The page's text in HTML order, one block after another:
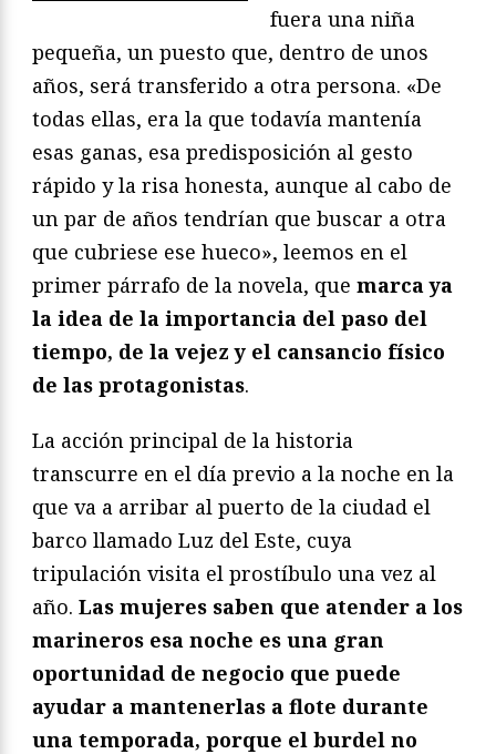
fuera una niña
pequeña, un puesto que, dentro de unos
años, será transferido a otra persona. «De
todas ellas, era la que todavía mantenía
esas ganas, esa predisposición al gesto
rápido y la risa honesta, aunque al cabo de
un par de años tendrían que buscar a otra
que cubriese ese hueco», leemos en el
primer párrafo de la novela, que marca ya
la idea de la importancia del paso del
tiempo, de la vejez y el cansancio físico
de las protagonistas.
La acción principal de la historia
transcurre en el día previo a la noche en la
que va a arribar al puerto de la ciudad el
barco llamado Luz del Este, cuya
tripulación visita el prostíbulo una vez al
año. Las mujeres saben que atender a los
marineros esa noche es una gran
oportunidad de negocio que puede
ayudar a mantenerlas a flote durante
una temporada, porque el burdel no